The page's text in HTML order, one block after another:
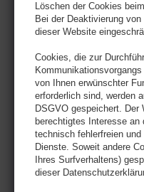
Löschen der Cookies
Bei der Deaktivierung
dieser Website
Cookies, die zur
von Ihnen erwünschter
erforderlich sind, werden
DSGVO gespeichert. Der
berechtigtes Interesse
technisch fehlerfreien
Dienste. Soweit andere
Ihres Surfverhaltens)
dieser